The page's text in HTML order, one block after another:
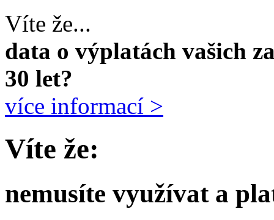
Víte že...
data o výplatách vašich
30 let?
více informací >
Víte že:
nemusíte využívat a